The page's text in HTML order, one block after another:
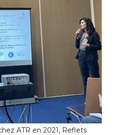
ATR en 2021, Reflets